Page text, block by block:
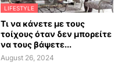
LIFESTYLE
Τι να κάνετε με τους
τοίχους όταν δεν μπορείτε
να τους βάψετε...
August 26, 2024